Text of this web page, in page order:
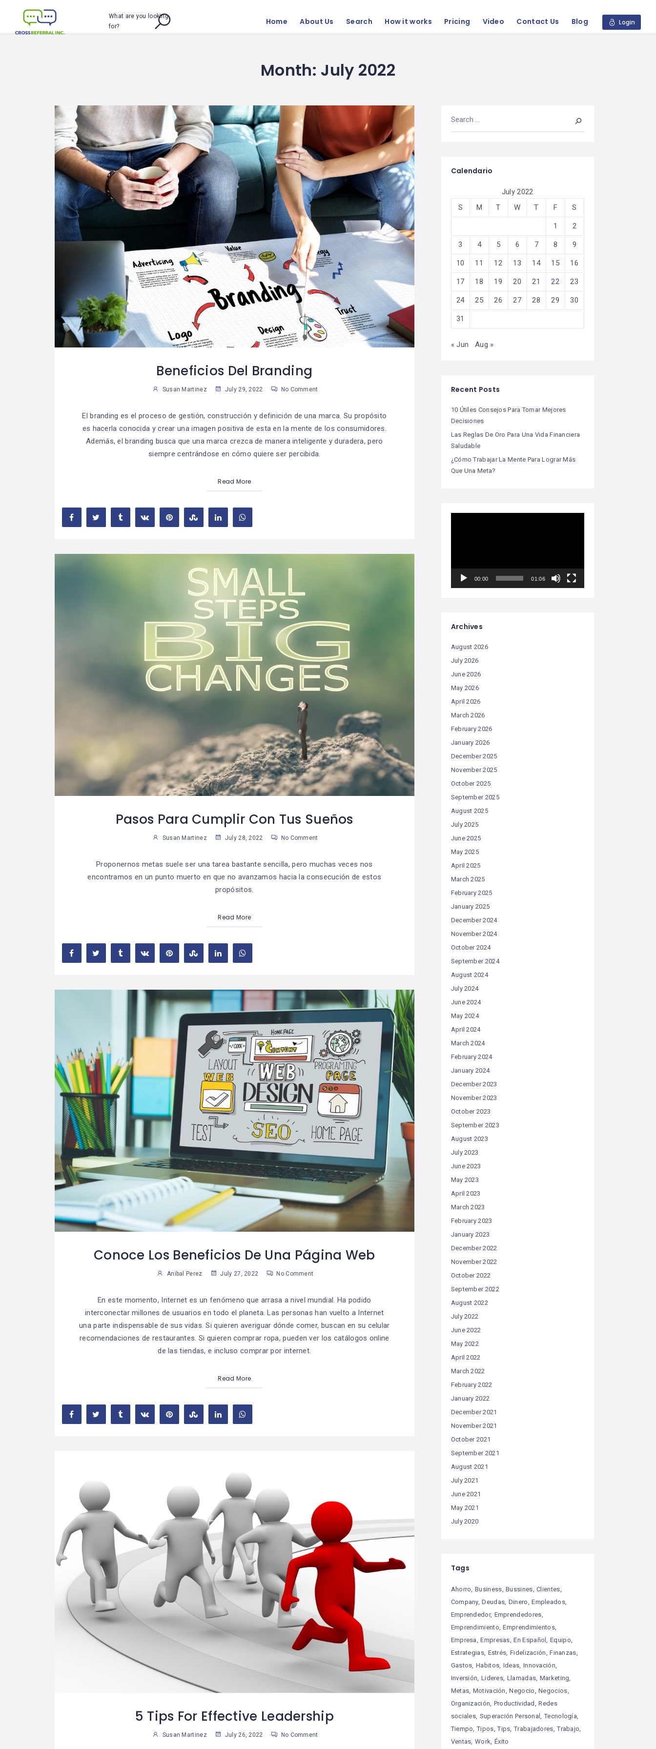
What are you looking
for?
Home About Us Search How it works Pricing Video Contact Us Blog Login
Month: July 2022
Beneficios Del Branding
Susan Martinez July 29, 2022 No Comment
El branding es el proceso de gestión, construcción y definición de una marca. Su propósito
es hacerla conocida y crear una imagen positiva de esta en la mente de los consumidores.
Además, el branding busca que una marca crezca de manera inteligente y duradera, pero
siempre centrándose en cómo quiere ser percibida.
Read More
Pasos Para Cumplir Con Tus Sueños
Susan Martinez July 28, 2022 No Comment
Proponernos metas suele ser una tarea bastante sencilla, pero muchas veces nos
encontramos en un punto muerto en que no avanzamos hacia la consecución de estos
propósitos.
Read More
Conoce Los Beneficios De Una Página Web
Anibal Perez July 27, 2022 No Comment
En este momento, Internet es un fenómeno que arrasa a nivel mundial. Ha podido
interconectar millones de usuarios en todo el planeta. Las personas han vuelto a Internet
una parte indispensable de sus vidas. Si quieren averiguar dónde comer, buscan en su celular
recomendaciones de restaurantes. Si quieren comprar ropa, pueden ver los catálogos online
de las tiendas, e incluso comprar por internet.
Read More
5 Tips For Effective Leadership
Susan Martinez July 26, 2022 No Comment
Calendario
July 2022
S
M T W T F S
1 2
3 4 5 6 7 8 9
10 11 12 13 14 15 16
17 18 19 20 21 22 23
24 25 26 27 28 29 30
31
« Jun Aug »
Recent Posts
10 Útiles Consejos Para Tomar Mejores
Decisiones
Las Reglas De Oro Para Una Vida Financiera
Saludable
¿Cómo Trabajar La Mente Para Lograr Más
Que Una Meta?
00:00 01:06
Archives
August 2026
July 2026
June 2026
May 2026
April 2026
March 2026
February 2026
January 2026
December 2025
November 2025
October 2025
September 2025
August 2025
July 2025
June 2025
May 2025
April 2025
March 2025
February 2025
January 2025
December 2024
November 2024
October 2024
September 2024
August 2024
July 2024
June 2024
May 2024
April 2024
March 2024
February 2024
January 2024
December 2023
November 2023
October 2023
September 2023
August 2023
July 2023
June 2023
May 2023
April 2023
March 2023
February 2023
January 2023
December 2022
November 2022
October 2022
September 2022
August 2022
July 2022
June 2022
May 2022
April 2022
March 2022
February 2022
January 2022
December 2021
November 2021
October 2021
September 2021
August 2021
July 2021
June 2021
May 2021
July 2020
Tags
Ahorro Business Bussines Clientes
Company Deudas Dinero
Empleados
Emprendedor Emprendedores
Emprendimiento Emprendimientos
Empresa
Empresas En Español
Equipo
Estrategias Estrés Fidelización
Finanzas
Gastos Habitos Ideas Innovación
Inversión Lideres Llamadas Marketing
Metas Motivación Negocio
Negocios
Organización Productividad
Redes
sociales Superación Personal
Tecnología
Tiempo
Tipos Tips Trabajadores Trabajo
Ventas Work Éxito